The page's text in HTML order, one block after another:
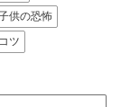
供の恐怖
ツ